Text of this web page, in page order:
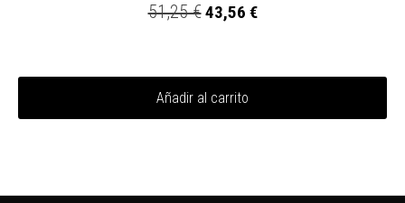
51,25 €43,56 €
Añadir al carrito